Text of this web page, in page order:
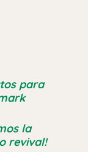
para
la
revival!